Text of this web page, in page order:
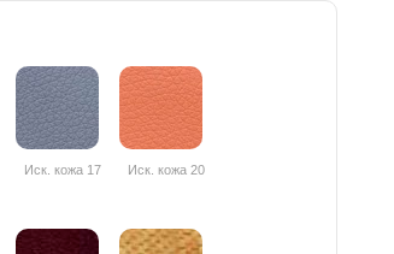
Иск. кожа 17 Иск. кожа 20